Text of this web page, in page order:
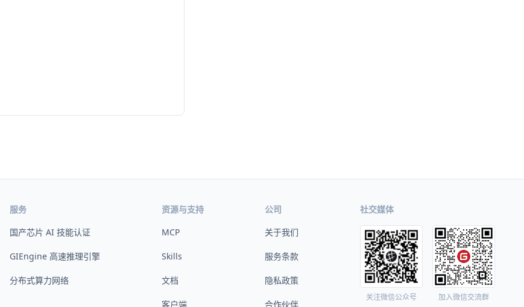
服务
国产芯片 AI 技能认证
GIEngine 高速推理引擎
分布式算力网络
资源与支持
MCP
Skills
文档
客户端
公司
关于我们
服务条款
隐私政策
合作伙伴
社交媒体
关注微信公众号 加入微信交流群